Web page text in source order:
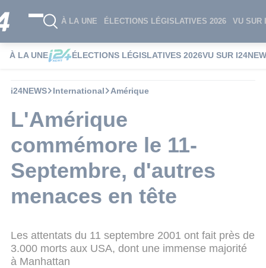
À LA UNE ÉLECTIONS LÉGISLATIVES 2026 VU SUR
À LA UNE ÉLECTIONS LÉGISLATIVES 2026VU SUR
i24NEWS International Amérique
L'Amérique
commémore le 11-
Septembre, d'autres
menaces en tête
Les attentats du 11 septembre 2001 ont fait près de
3.000 morts aux USA, dont une immense majorité
à Manhattan